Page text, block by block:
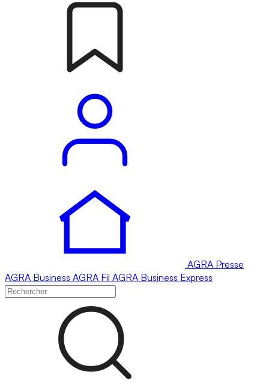
AGRA Presse
AGRA Business AGRA Fil AGRA Business Express